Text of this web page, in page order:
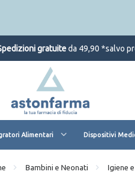
gratuiteda 49,90 *salvo
Alimentari Dispositivi
Bambini e Neonati Igiene